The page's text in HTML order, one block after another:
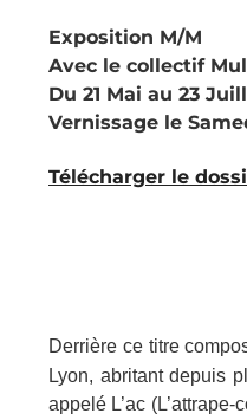
Exposition M/M
Avec le collectif
Du 21 Mai au 23
Vernissage le
Télécharger le
Derrière ce titre
Lyon, abritant depuis
appelé L’ac